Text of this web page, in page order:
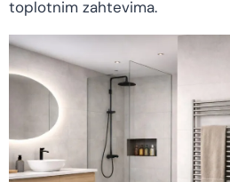
toplotnim zahtevima.